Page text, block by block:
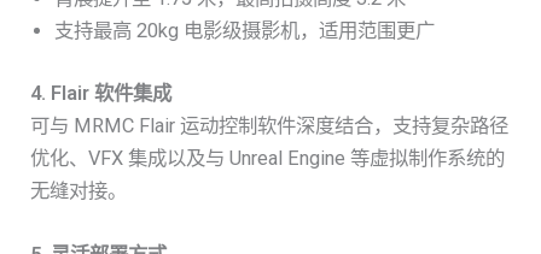
支持最高 20kg 电影级摄影机，适用范围更广
4. Flair 软件集成
可与 MRMC Flair 运动控制软件深度结合，支持复杂路径
优化、VFX 集成以及与 Unreal Engine 等虚拟制作系统的
无缝对接。